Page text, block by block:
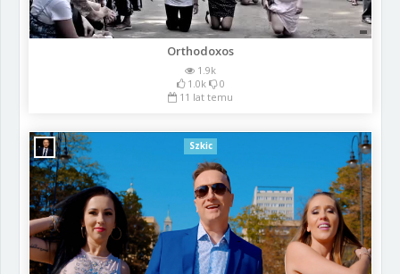
Orthodoxos
1.9k
1.0k
0
11 lat temu
Szkic